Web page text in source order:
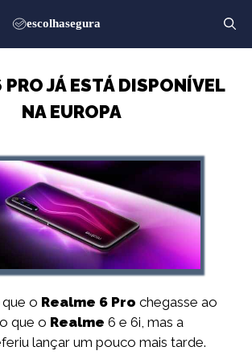
PRO JÁ ESTÁ DISPONÍVEL
NA EUROPA
o Realme 6 Pro chegasse ao
que o Realme 6 e 6i, mas a
lançar um pouco mais tarde.